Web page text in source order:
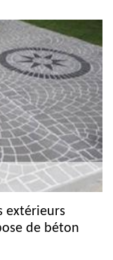
extérieurs
de béton